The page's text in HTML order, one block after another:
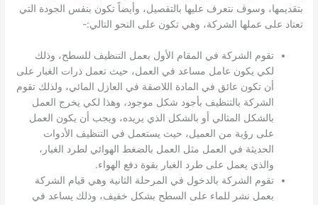
بتقديمها، وسوف نتعرف عليها بالتفصيل، وأيضاً تكون بنفس الجودة التي
تعتاد على عملها الشركة، وهي تكون على النحو التالي:-
تقوم الشركة في المقام الأول بعمل التنظيف للسطح، وذلك
لكي يكون عامل مساعد في العمل، حيث تعمل ذرات الغبار على
أن تكون عائق في المادة اللاصقة في العازل المائي، ولذلك تقوم
الشركة بالتنظيف بأجود شكل موجود، وهذا لكي يخرج العمل
بالشكل المثالي أو بالشكل الذي يريده، ويجب أن يكون العمل
على رؤية من العميل، حيث يستعمل في التنظيف الأدوات
الحديثة في العمل مثل العمل بالضغط الهوائي لطرد الغبار،
والذي يعمل على طرد الغبار بقوة دفع الهواء.
تقوم الشركة بالدخول في المرحلة الثانية وهي قيام الشركة
بعمل نشر للماء على السطح بشكل خفيف، وذلك يساعد في